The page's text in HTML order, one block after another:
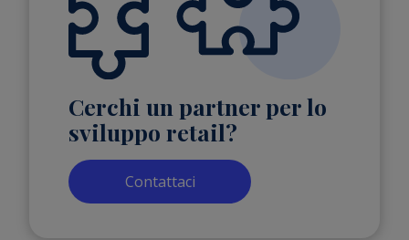
Cerchi un partner per lo
sviluppo retail?
Contattaci